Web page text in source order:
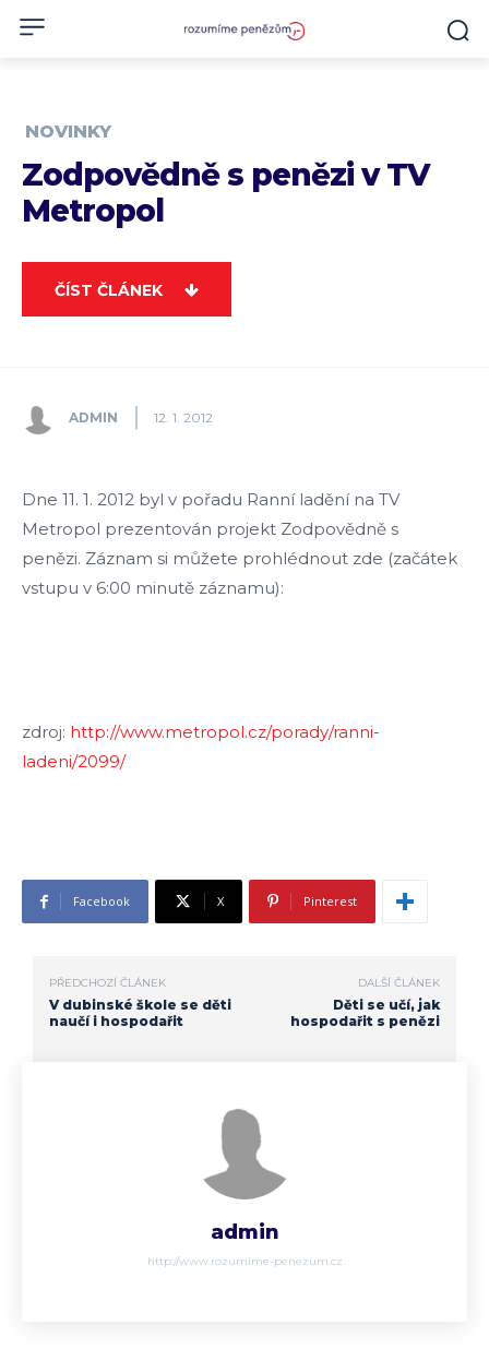
NOVINKY
Zodpovědně s penězi v TV
Metropol
ČÍST ČLÁNEK
ADMIN 12. 1. 2012
Dne 11. 1. 2012 byl v pořadu Ranní ladění na TV
Metropol prezentován projekt Zodpovědně s
penězi. Záznam si můžete prohlédnout zde (začátek
vstupu v 6:00 minutě záznamu):
zdroj: http://www.metropol.cz/porady/ranni-
ladeni/2099/
Facebook X Pinterest
PŘEDCHOZÍ ČLÁNEK
V dubinské škole se děti
naučí i hospodařit
DALŠÍ ČLÁNEK
Děti se učí, jak
hospodařit s penězi
admin
http://www.rozumime-penezum.cz